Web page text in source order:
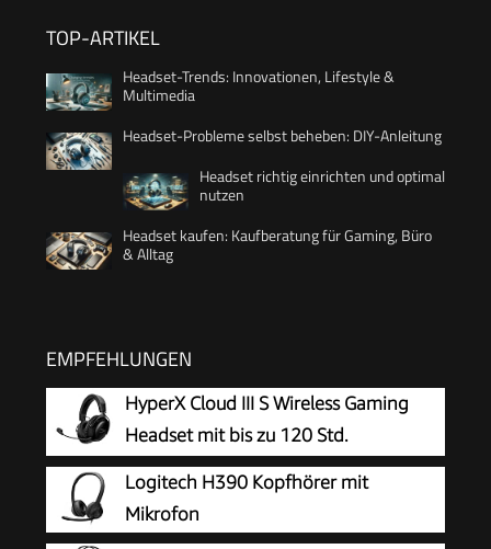
TOP-ARTIKEL
Headset-Trends: Innovationen, Lifestyle &
Multimedia
Headset-Probleme selbst beheben: DIY-Anleitung
Headset richtig einrichten und optimal
nutzen
Headset kaufen: Kaufberatung für Gaming, Büro
& Alltag
EMPFEHLUNGEN
HyperX Cloud III S Wireless Gaming
Headset mit bis zu 120 Std.
Akkulaufzeit
Logitech H390 Kopfhörer mit
Mikrofon